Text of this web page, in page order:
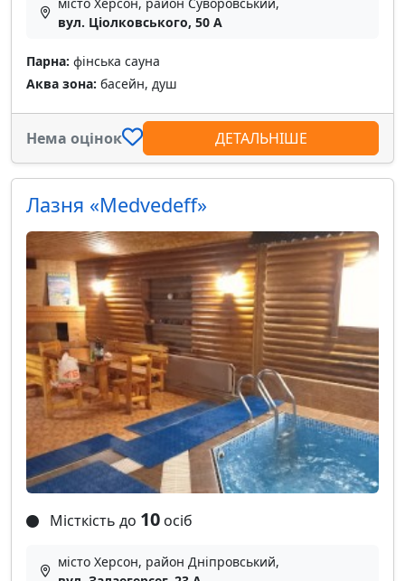
вул. Ціолковського, 50 А
Парна: фінська сауна
Аква зона: басейн, душ
Нема оцінок ДЕТАЛЬНІШЕ
Лазня «Medvedeff»
Місткість до 10 осіб
місто Херсон, район Дніпровський,